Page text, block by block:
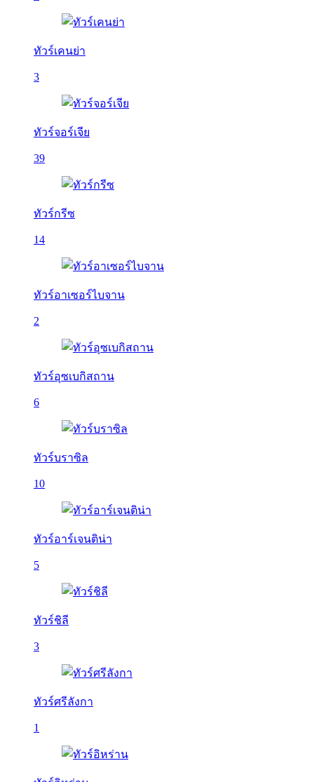
ทัวร์เคนย่า
3
ทัวร์จอร์เจีย
39
ทัวร์กรีซ
14
ทัวร์อาเซอร์ไบจาน
2
ทัวร์อุซเบกิสถาน
6
ทัวร์บราซิล
10
ทัวร์อาร์เจนติน่า
5
ทัวร์ชิลี
3
ทัวร์ศรีลังกา
1